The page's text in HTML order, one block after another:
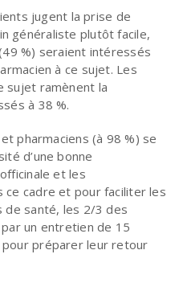
jugent la prise de
généraliste plutôt facile,
%) seraient intéressés
à ce sujet. Les
sujet ramènent la
à 38 %.
pharmaciens (à 98 %) se
d’une bonne
et les
ce cadre et pour faciliter les
de santé, les 2/3 des
un entretien de 15
pour préparer leur retour